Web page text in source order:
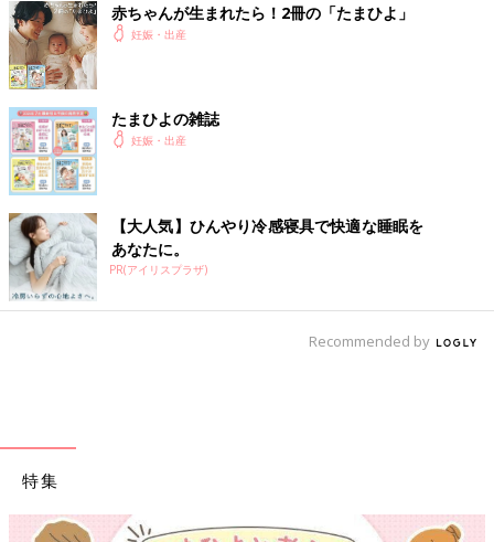
赤ちゃんが生まれたら！2冊の「たまひよ」
妊娠・出産
たまひよの雑誌
妊娠・出産
【大人気】ひんやり冷感寝具で快適な睡眠を
あなたに。
PR(アイリスプラザ)
Recommended by
特集